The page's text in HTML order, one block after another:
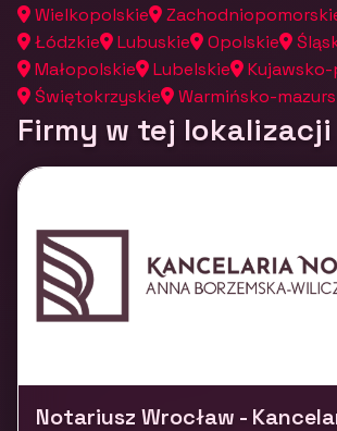
Wielkopolskie
Łódzkie
Lubuskie Opolskie
Małopolskie
Lubelskie
Świętokrzyskie
Warmińsko-
Firmy w tej lokalizacji
Notariusz Wrocław -